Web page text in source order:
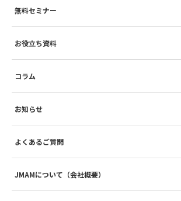
無料セミナー
お役立ち資料
コラム
お知らせ
よくあるご質問
JMAMについて（会社概要）